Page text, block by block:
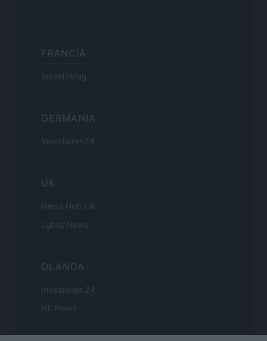
FRANCIA
InvestirMag
GERMANIA
Investieren24
UK
News Hub UK
Lgbtq News
OLANDA
Investeren 24
NL Newz